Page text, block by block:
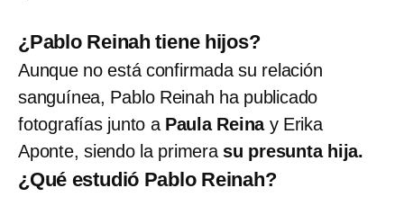
¿Pablo Reinah tiene hijos?
Aunque no está confirmada su relación
sanguínea, Pablo Reinah ha publicado
fotografías junto aPaula Reinay Erika
Aponte, siendo la primera su presunta hija.
¿Qué estudió Pablo Reinah?